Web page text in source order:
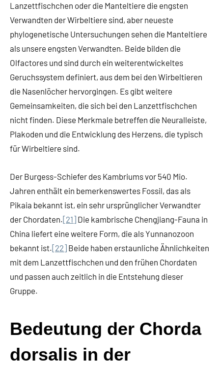
Lanzettfischchen oder die Manteltiere die engsten
Verwandten der Wirbeltiere sind, aber neueste
phylogenetische Untersuchungen sehen die Manteltiere
als unsere engsten Verwandten. Beide bilden die
Olfactores und sind durch ein weiterentwickeltes
Geruchssystem definiert, aus dem bei den Wirbeltieren
die Nasenlöcher hervorgingen. Es gibt weitere
Gemeinsamkeiten, die sich bei den Lanzettfischchen
nicht finden. Diese Merkmale betreffen die Neuralleiste,
Plakoden und die Entwicklung des Herzens, die typisch
für Wirbeltiere sind.
Der Burgess-Schiefer des Kambriums vor 540 Mio.
Jahren enthält ein bemerkenswertes Fossil, das als
Pikaia bekannt ist, ein sehr ursprünglicher Verwandter
der Chordaten.[21] Die kambrische Chengjiang-Fauna in
China liefert eine weitere Form, die als Yunnanozoon
bekannt ist.[22] Beide haben erstaunliche Ähnlichkeiten
mit dem Lanzettfischchen und den frühen Chordaten
und passen auch zeitlich in die Entstehung dieser
Gruppe.
Bedeutung der Chorda
dorsalis in der